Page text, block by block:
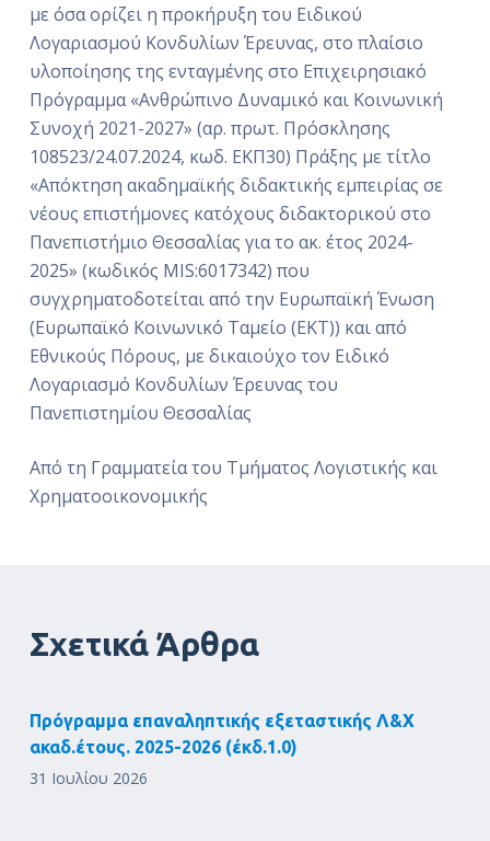
με όσα ορίζει η προκήρυξη του Ειδικού
Λογαριασμού Κονδυλίων Έρευνας, στο πλαίσιο
υλοποίησης της ενταγμένης στο Επιχειρησιακό
Πρόγραμμα «Ανθρώπινο Δυναμικό και Κοινωνική
Συνοχή 2021-2027» (αρ. πρωτ. Πρόσκλησης
108523/24.07.2024, κωδ. ΕΚΠ30) Πράξης με τίτλο
«Απόκτηση ακαδημαϊκής διδακτικής εμπειρίας σε
νέους επιστήμονες κατόχους διδακτορικού στο
Πανεπιστήμιο Θεσσαλίας για το ακ. έτος 2024-
2025» (κωδικός MIS:6017342) που
συγχρηματοδοτείται από την Ευρωπαϊκή Ένωση
(Ευρωπαϊκό Κοινωνικό Ταμείο (ΕΚΤ)) και από
Εθνικούς Πόρους, με δικαιούχο τον Ειδικό
Λογαριασμό Κονδυλίων Έρευνας του
Πανεπιστημίου Θεσσαλίας
Από τη Γραμματεία του Τμήματος Λογιστικής και
Χρηματοοικονομικής
Σχετικά Άρθρα
Πρόγραμμα επαναληπτικής εξεταστικής Λ&Χ
ακαδ.έτους. 2025-2026 (έκδ.1.0)
31 Ιουλίου 2026